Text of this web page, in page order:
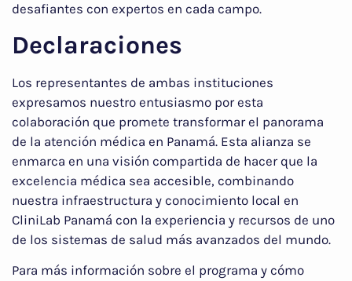
desafiantes con expertos en cada campo.
Declaraciones
Los representantes de ambas instituciones
expresamos nuestro entusiasmo por esta
colaboración que promete transformar el panorama
de la atención médica en Panamá. Esta alianza se
enmarca en una visión compartida de hacer que la
excelencia médica sea accesible, combinando
nuestra infraestructura y conocimiento local en
CliniLab Panamá con la experiencia y recursos de uno
de los sistemas de salud más avanzados del mundo.
Para más información sobre el programa y cómo